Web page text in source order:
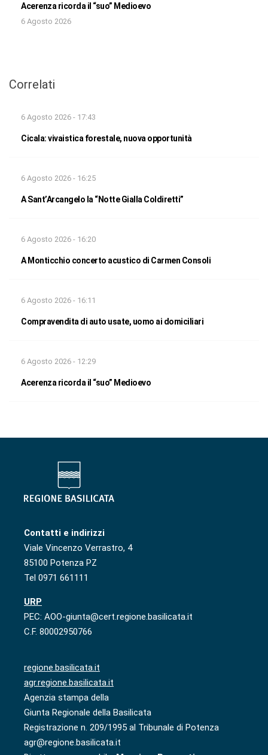
Acerenza ricorda il “suo” Medioevo
6 Agosto 2026
Correlati
6 Agosto 2026 - 17:43
Cicala: vivaistica forestale, nuova opportunità
6 Agosto 2026 - 16:25
A Sant’Arcangelo la “Notte Gialla Coldiretti”
6 Agosto 2026 - 16:20
A Monticchio concerto acustico di Carmen Consoli
6 Agosto 2026 - 16:11
Compravendita di auto usate, uomo ai domiciliari
6 Agosto 2026 - 12:29
Acerenza ricorda il “suo” Medioevo
Contatti e indirizzi
Viale Vincenzo Verrastro, 4
85100 Potenza PZ
Tel 0971 661111
URP
PEC: AOO-giunta@cert.regione.basilicata.it
C.F. 80002950766
regione.basilicata.it
agr.regione.basilicata.it
Agenzia stampa della
Giunta Regionale della Basilicata
Registrazione n. 209/1995 al Tribunale di Potenza
agr@regione.basilicata.it